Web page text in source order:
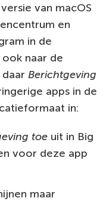
van macOS
en
in de
naar de
Berichtgeving
apps in de
in:
toe uit in Big
voor deze app
maar